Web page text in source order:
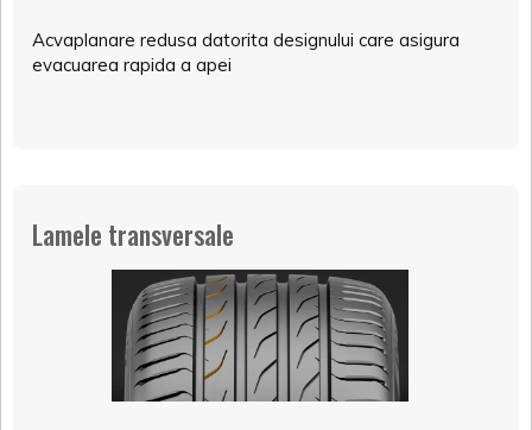
Acvaplanare redusa datorita designului care asigura
evacuarea rapida a apei
Lamele transversale